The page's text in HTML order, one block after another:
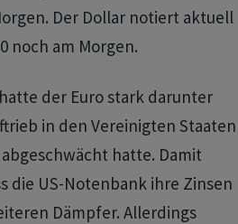
Der Dollar notiert aktuell
noch am Morgen.
der Euro stark darunter
in den Vereinigten Staaten
hatte. Damit
die US-Notenbank ihre Zinsen
Dämpfer. Allerdings